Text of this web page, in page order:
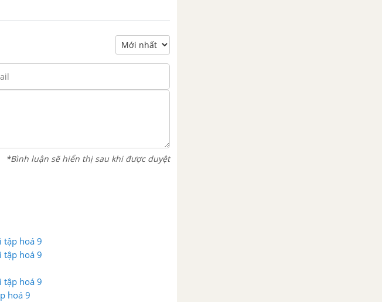
*Bình luận sẽ hiển thị sau khi được duyệt
tập hoá 9
tập hoá 9
tập hoá 9
hoá 9